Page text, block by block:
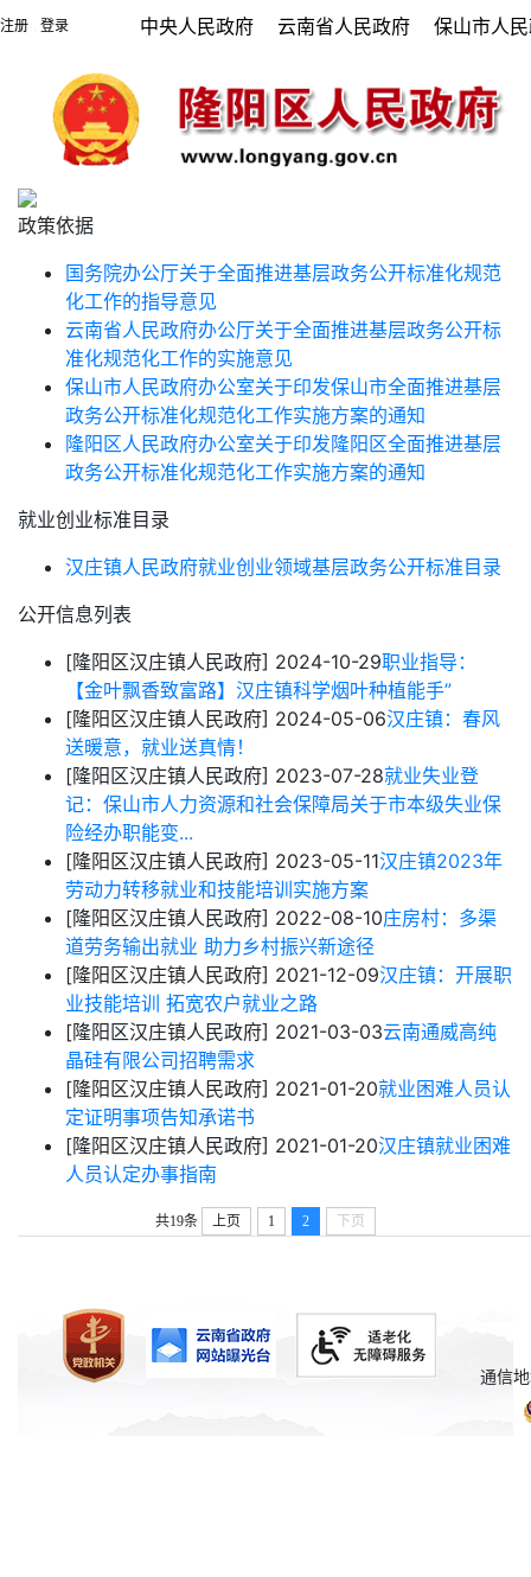
注册 登录 中央人民政府 云南省人民政府 保山市人
政策依据
国务院办公厅关于全面推进基层政务公开标准化规范
化工作的指导意见
云南省人民政府办公厅关于全面推进基层政务公开标
准化规范化工作的实施意见
保山市人民政府办公室关于印发保山市全面推进基层
政务公开标准化规范化工作实施方案的通知
隆阳区人民政府办公室关于印发隆阳区全面推进基层
政务公开标准化规范化工作实施方案的通知
就业创业标准目录
汉庄镇人民政府就业创业领域基层政务公开标准目录
公开信息列表
[隆阳区汉庄镇人民政府] 2024-10-29职业指导：
【金叶飘香致富路】汉庄镇科学烟叶种植能手”
[隆阳区汉庄镇人民政府] 2024-05-06汉庄镇：春风
送暖意，就业送真情！
[隆阳区汉庄镇人民政府] 2023-07-28就业失业登
记：保山市人力资源和社会保障局关于市本级失业保
险经办职能变...
[隆阳区汉庄镇人民政府] 2023-05-11汉庄镇2023年
劳动力转移就业和技能培训实施方案
[隆阳区汉庄镇人民政府] 2022-08-10庄房村：多渠
道劳务输出就业 助力乡村振兴新途径
[隆阳区汉庄镇人民政府] 2021-12-09汉庄镇：开展职
业技能培训 拓宽农户就业之路
[隆阳区汉庄镇人民政府] 2021-03-03云南通威高纯
晶硅有限公司招聘需求
[隆阳区汉庄镇人民政府] 2021-01-20就业困难人员认
定证明事项告知承诺书
[隆阳区汉庄镇人民政府] 2021-01-20汉庄镇就业困难
人员认定办事指南
共19条 上页 1 2 下页
通信